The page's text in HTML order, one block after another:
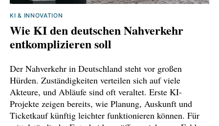
KI & INNOVATION
Wie KI den deutschen Nahverkehr
entkomplizieren soll
Der Nahverkehr in Deutschland steht vor großen
Hürden. Zuständigkeiten verteilen sich auf viele
Akteure, und Abläufe sind oft veraltet. Erste KI-
Projekte zeigen bereits, wie Planung, Auskunft und
Ticketkauf künftig leichter funktionieren können. Für